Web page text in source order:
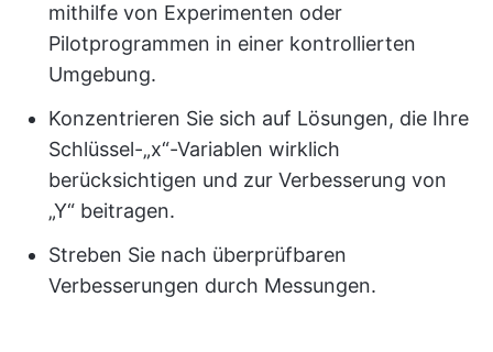
mithilfe von Experimenten oder
Pilotprogrammen in einer kontrollierten
Umgebung.
Konzentrieren Sie sich auf Lösungen, die Ihre
Schlüssel-„x“-Variablen wirklich
berücksichtigen und zur Verbesserung von
„Y“ beitragen.
Streben Sie nach überprüfbaren
Verbesserungen durch Messungen.